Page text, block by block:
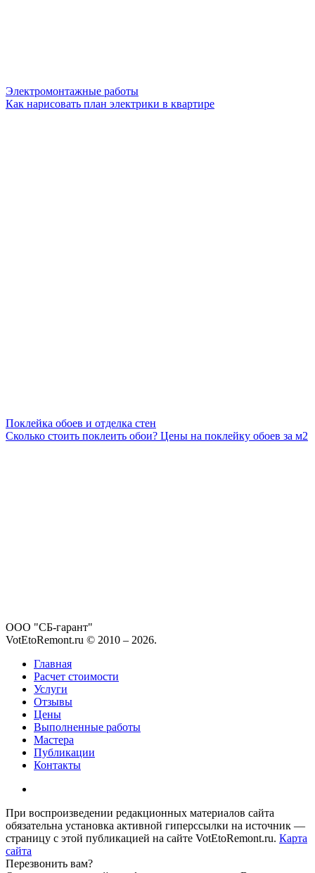
Электромонтажные работы
Как нарисовать план электрики в квартире
Поклейка обоев и отделка стен
Сколько стоить поклеить обои? Цены на поклейку обоев за м2
ООО "СБ-гарант"
VotEtoRemont.ru © 2010 – 2026.
Главная
Расчет стоимости
Услуги
Отзывы
Цены
Выполненные работы
Мастера
Публикации
Контакты
При воспроизведении редакционных материалов сайта
обязательна установка активной гиперссылки на источник —
страницу с этой публикацией на сайте VotEtoRemont.ru. Карта
сайта
Перезвонить вам?